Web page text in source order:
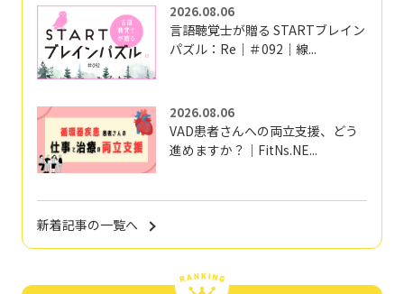
2026.08.06
言語聴覚士が贈る STARTブレイン
パズル：Re｜＃092｜線...
2026.08.06
VAD患者さんへの両立支援、どう
進めますか？｜FitNs.NE...
新着記事の一覧へ